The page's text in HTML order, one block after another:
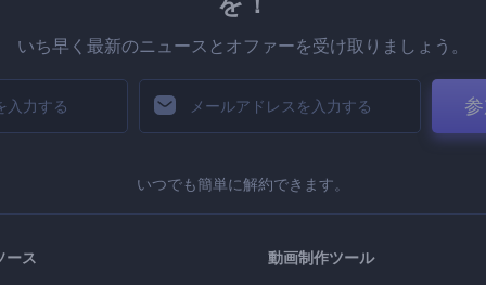
いち早く最新のニュースとオファーを受け取りましょう。
いつでも簡単に解約できます。
ース 動画制作ツール